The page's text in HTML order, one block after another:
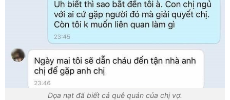
Dọa nạt đã biết cả quê quán của chị vợ.